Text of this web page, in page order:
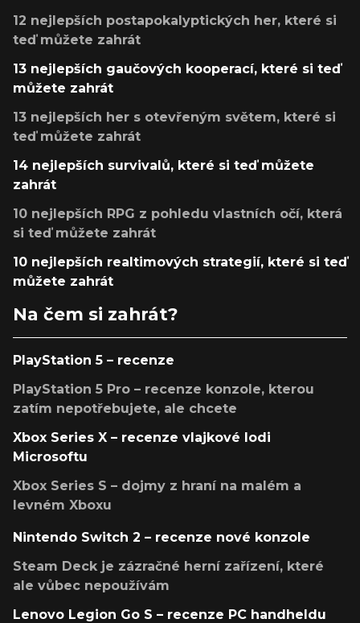
12 nejlepších postapokalyptických her, které si
teď můžete zahrát
13 nejlepších gaučových kooperací, které si teď
můžete zahrát
13 nejlepších her s otevřeným světem, které si
teď můžete zahrát
14 nejlepších survivalů, které si teď můžete
zahrát
10 nejlepších RPG z pohledu vlastních očí, která
si teď můžete zahrát
10 nejlepších realtimových strategií, které si teď
můžete zahrát
Na čem si zahrát?
PlayStation 5 – recenze
PlayStation 5 Pro – recenze konzole, kterou
zatím nepotřebujete, ale chcete
Xbox Series X – recenze vlajkové lodi
Microsoftu
Xbox Series S – dojmy z hraní na malém a
levném Xboxu
Nintendo Switch 2 – recenze nové konzole
Steam Deck je zázračné herní zařízení, které
ale vůbec nepoužívám
Lenovo Legion Go S – recenze PC handheldu